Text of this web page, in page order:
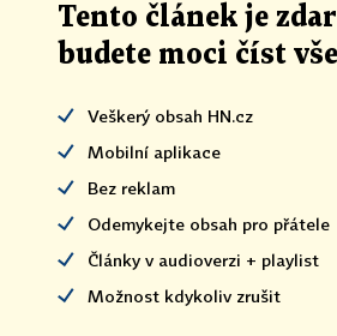
Tento článek je
budete moci číst
Veškerý obsah HN.cz
Mobilní aplikace
Bez reklam
Odemykejte obsah pro přátele
Články v audioverzi + playlist
Možnost kdykoliv zrušit